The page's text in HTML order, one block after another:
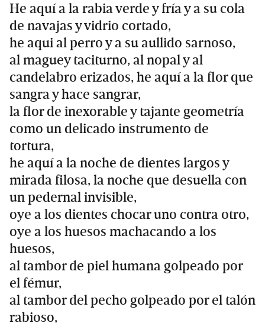
He aquí a la rabia verde y fría y a su cola
de navajas y vidrio cortado,
he aqui al perro y a su aullido sarnoso,
al maguey taciturno, al nopal y al
candelabro erizados, he aquí a la flor que
sangra y hace sangrar,
la flor de inexorable y tajante geometría
como un delicado instrumento de
tortura,
he aquí a la noche de dientes largos y
mirada filosa, la noche que desuella con
un pedernal invisible,
oye a los dientes chocar uno contra otro,
oye a los huesos machacando a los
huesos,
al tambor de piel humana golpeado por
el fémur,
al tambor del pecho golpeado por el talón
rabioso,